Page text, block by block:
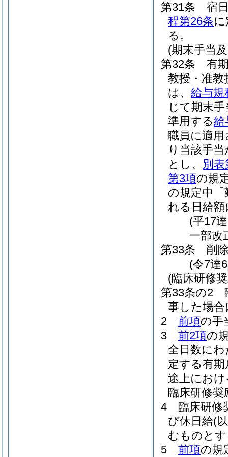
第31条
宿
程第26条
る。
(期末手当
第32条
有
教授・准教
は、 給与規
じて期末
準用する給
職員に適
り当該手
とし、 別表
第3項の規
の規定中
れる日給
(平17
一部改
第33条
削
(令7達
(臨床研修
第33条の2
事した場
2
前項の手
3
前2項の
全日数に
定する有
途上にお
臨床研修
4
臨床研修
び休日給(
むものと
5
前項の規